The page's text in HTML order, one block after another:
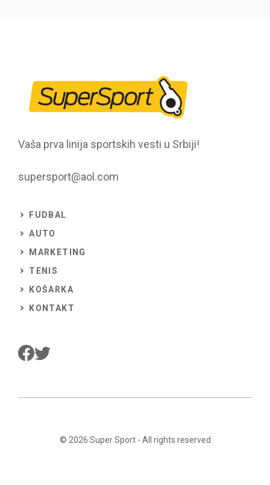
Vaša prva linija sportskih vesti u Srbiji!
supersport@aol.com
FUDBAL
AUTO
MARKETING
TENIS
KOŠARKA
KONTAKT
© 2026 Super Sport- All rights reserved